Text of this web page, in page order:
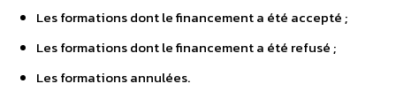
Les formations dont le financement a été accepté ;
Les formations dont le financement a été refusé ;
Les formations annulées.